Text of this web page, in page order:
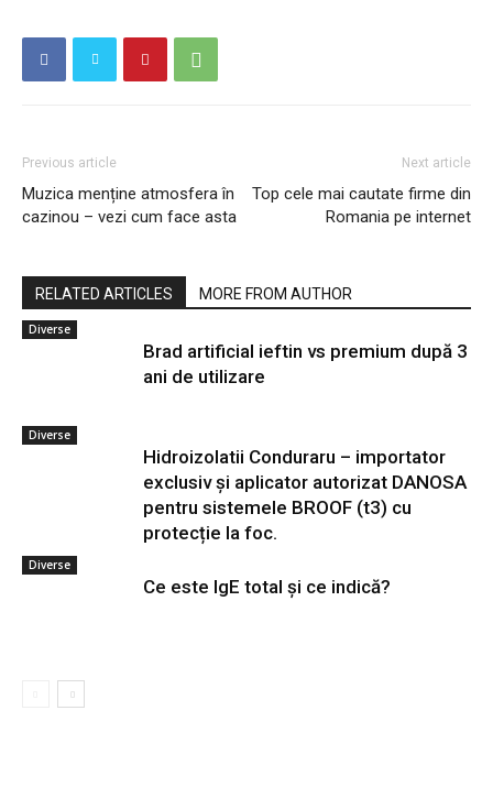
Previous article
Muzica menține atmosfera în
cazinou – vezi cum face asta
Next article
Top cele mai cautate firme din
Romania pe internet
RELATED ARTICLES MORE FROM AUTHOR
Diverse
Brad artificial ieftin vs premium după 3
ani de utilizare
Diverse
Hidroizolatii Conduraru – importator
exclusiv și aplicator autorizat DANOSA
pentru sistemele BROOF (t3) cu
protecție la foc.
Diverse
Ce este IgE total și ce indică?